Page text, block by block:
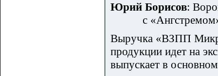
Юрий Борисов:
с
Выручка «ВЗПП
продукции идет на
выпускает в